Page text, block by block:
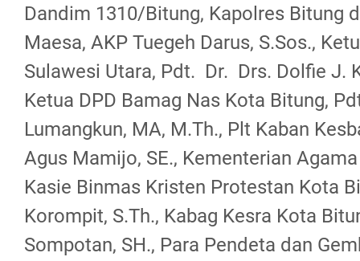
Dandim 1310/Bitung, Kapolres Bitung
Maesa, AKP Tuegeh Darus, S.Sos.,
Sulawesi Utara, Pdt. Dr. Drs. Dolfie J.
Ketua DPD Bamag Nas Kota Bitung,
Lumangkun, MA, M.Th., Plt Kaban
Agus Mamijo, SE., Kementerian
Kasie Binmas Kristen Protestan Kota
Korompit, S.Th., Kabag Kesra Kota
Sompotan, SH., Para Pendeta dan